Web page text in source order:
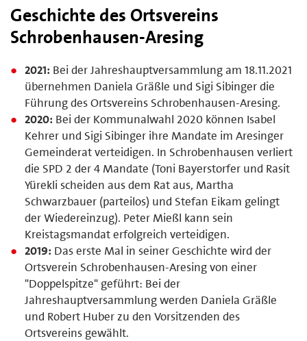
Geschichte des Ortsvereins
Schrobenhausen-Aresing
2021: Bei der Jahreshauptversammlung am 18.11.2021
übernehmen Daniela Gräßle und Sigi Sibinger die
Führung des Ortsvereins Schrobenhausen-Aresing.
2020: Bei der Kommunalwahl 2020 können Isabel
Kehrer und Sigi Sibinger ihre Mandate im Aresinger
Gemeinderat verteidigen. In Schrobenhausen verliert
die SPD 2 der 4 Mandate (Toni Bayerstorfer und Rasit
Yürekli scheiden aus dem Rat aus, Martha
Schwarzbauer (parteilos) und Stefan Eikam gelingt
der Wiedereinzug). Peter Mießl kann sein
Kreistagsmandat erfolgreich verteidigen.
2019: Das erste Mal in seiner Geschichte wird der
Ortsverein Schrobenhausen-Aresing von einer
"Doppelspitze" geführt: Bei der
Jahreshauptversammlung werden Daniela Gräßle
und Robert Huber zu den Vorsitzenden des
Ortsvereins gewählt.